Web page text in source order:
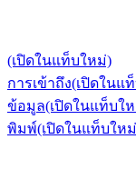
(เปิดในแท็บใหม่)
การเข้าถึง(เปิดในแ
ข้อมูล(เปิดในแท็บใ
พิมพ์(เปิดในแท็บให